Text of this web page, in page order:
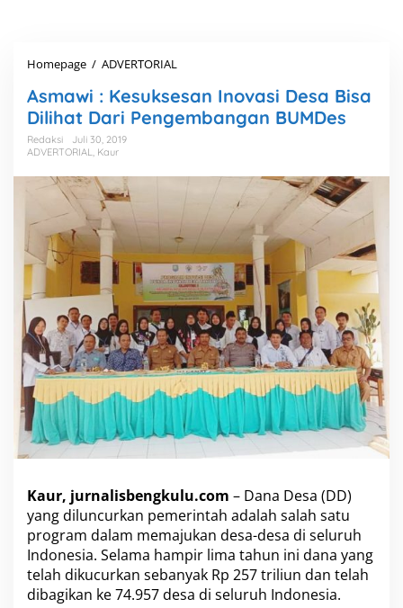
Homepage / ADVERTORIAL
m
a
w
K
u
k
s
e
s
a
I
n
o
v
a
i
a
B
i
s
a
D
i
Asmawi : Kesuksesan Inovasi Desa Bisa
Dilihat Dari Pengembangan BUMDes
Redaksi
Juli 30, 2019
ADVERTORIAL, Kaur
Kaur, jurnalisbengkulu.com – Dana Desa (DD)
yang diluncurkan pemerintah adalah salah satu
program dalam memajukan desa-desa di seluruh
Indonesia. Selama hampir lima tahun ini dana yang
telah dikucurkan sebanyak Rp 257 triliun dan telah
dibagikan ke 74.957 desa di seluruh Indonesia.